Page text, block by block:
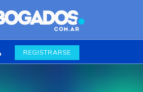
REGISTRARSE